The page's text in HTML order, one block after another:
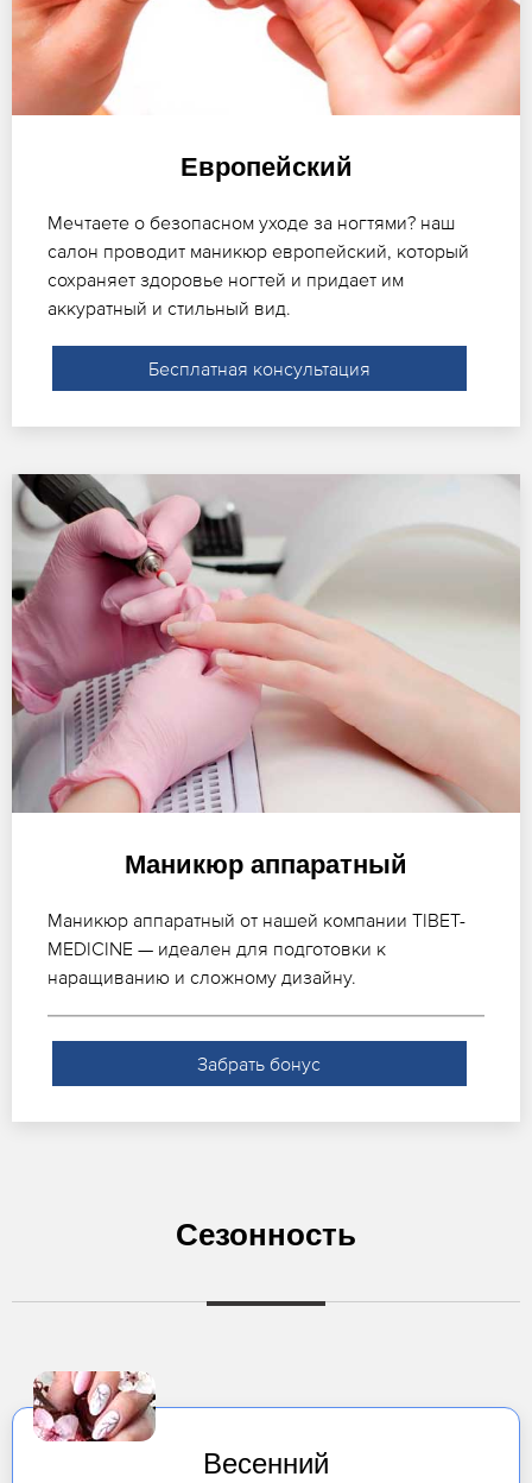
Европейский
Мечтаете о безопасном уходе за ногтями? наш
салон проводит маникюр европейский, который
сохраняет здоровье ногтей и придает им
аккуратный и стильный вид.
Бесплатная консультация
Маникюр аппаратный
Маникюр аппаратный от нашей компании TIBET-
MEDICINE — идеален для подготовки к
наращиванию и сложному дизайну.
Забрать бонус
Сезонность
Весенний